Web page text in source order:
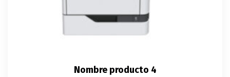
Nombre producto 4